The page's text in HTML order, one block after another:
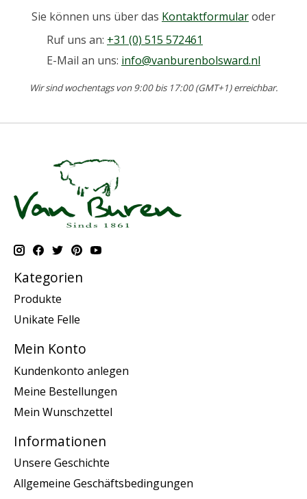
Sie können uns über das Kontaktformularoder
Ruf uns an: +31 (0) 515 572461
E-Mail an uns: info@vanburenbolsward.nl
Wir sind wochentags von 9:00 bis 17:00 (GMT+1) erreichbar.
Kategorien
Produkte
Unikate Felle
Mein Konto
Kundenkonto anlegen
Meine Bestellungen
Mein Wunschzettel
Informationen
Unsere Geschichte
Allgemeine Geschäftsbedingungen